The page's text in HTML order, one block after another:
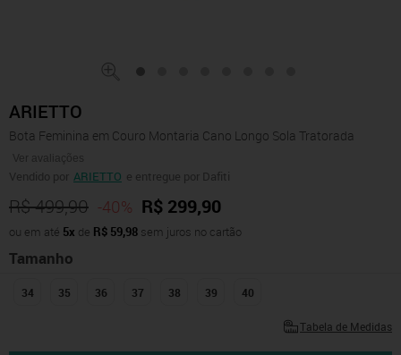
ARIETTO
Bota Feminina em Couro Montaria Cano Longo Sola Tratorada
Ver avaliações
Vendido por ARIETTO e entregue por Dafiti
R$ 499,90 -40% R$ 299,90
ou em até 5x de R$ 59,98 sem juros no cartão
Tamanho
34 35 36 37 38 39 40
Tabela de Medidas